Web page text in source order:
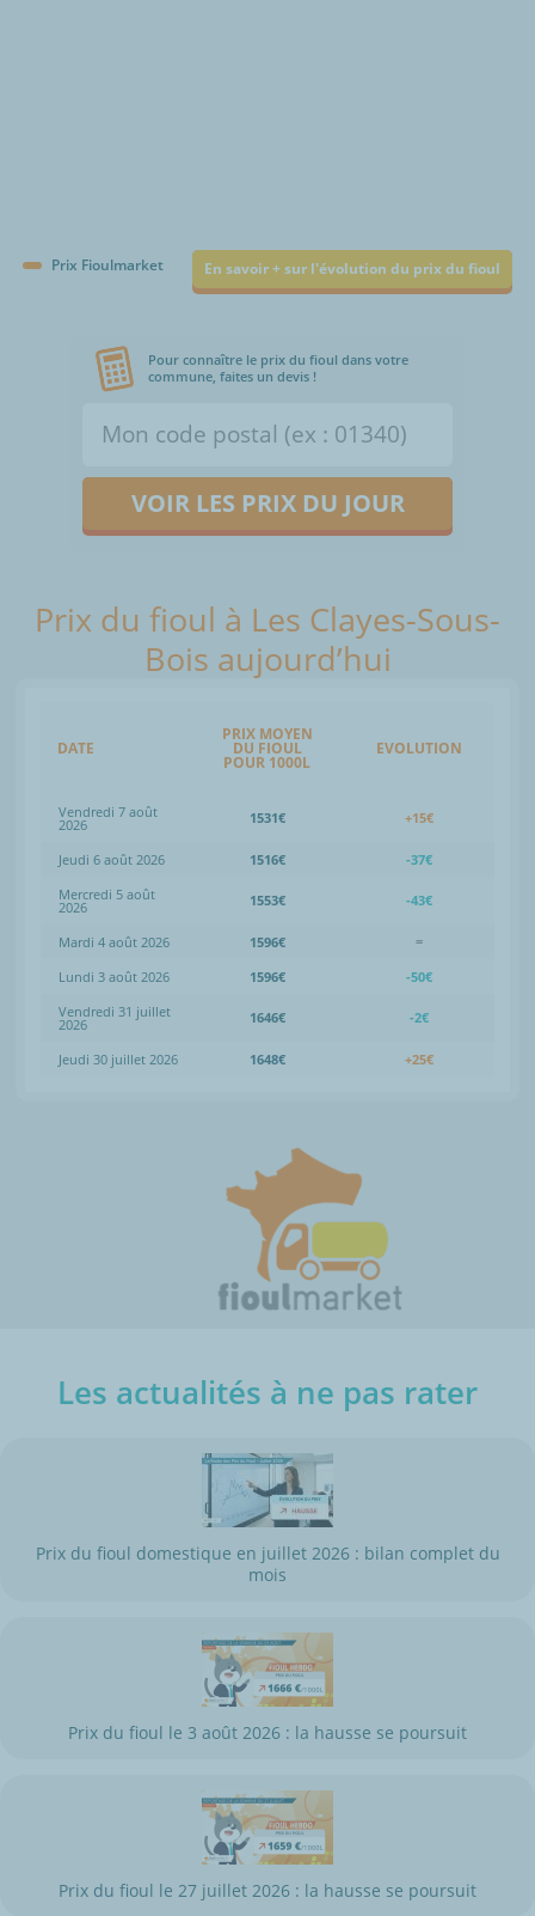
Prix Fioulmarket En savoir + sur l'évolution du prix du fioul
Pour connaître le prix du fioul dans votre
commune, faites un devis !
VOIR LES PRIX DU JOUR
Prix du fioul à Les Clayes-Sous-
Bois aujourd’hui
DATE
PRIX MOYEN
DU FIOUL
POUR 1000L
EVOLUTION
Vendredi 7 août
2026 1531€ +15€
Jeudi 6 août 2026 1516€
-37€
Mercredi 5 août
2026 1553€ -43€
Mardi 4 août 2026 1596€
=
Lundi 3 août 2026
1596€
-50€
Vendredi 31 juillet
2026 1646€ -2€
Jeudi 30 juillet 2026 1648€ +25€
Les actualités à ne pas rater
Prix du fioul domestique en juillet 2026 : bilan complet du
mois
Prix du fioul le 3 août 2026 : la hausse se poursuit
Prix du fioul le 27 juillet 2026 : la hausse se poursuit